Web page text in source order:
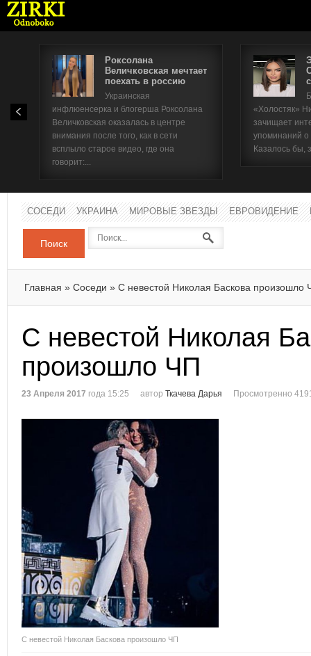
Роксолана
Величковская мечтает
поехать в россию
Украинская
инфлюенсерка и блогерша Роксолана
Величковская оказалась в центре
внимания после того, как в сети
всплыло старое видео, где она
говорит:...
«Холостяк»
зачищает
упоминаний
Казалось бы,
СОСЕДИ УКРАИНА МИРОВЫЕ ЗВЕЗДЫ ЕВРОВИДЕНИЕ
Поиск
Главная » Соседи » С невестой Николая Баскова произошло
С невестой Николая
произошло ЧП
23 Апреля 2017 года 15:25 автор Ткачева Дарья Просмотренно
С невестой Николая Баскова произошло ЧП
Имя